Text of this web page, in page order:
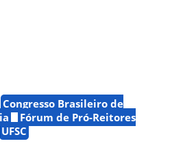
Congresso Brasileiro de
Fórum de Pró-Reitores
UFSC